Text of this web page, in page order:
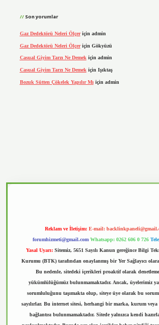
Son yorumlar
Gaz Dedektörü Neleri Ölçeriçin admin
Gaz Dedektörü Neleri Ölçeriçin Gökyüzü
Casual Giyim Tarzı Ne Demekiçin admin
Casual Giyim Tarzı Ne Demek için Işıktaş
Bozuk Sütten Çökelek Yapılır Mı için admin
Reklam ve İletişim: E-mail:
forumhizmeti@gmail.com Whatsapp: 0262 606 0 726
Yasal Uyarı: Sitemiz, 5651 Sayılı Kanun gereğince Bilgi
Kurumu (BTK) tarafından onaylanmış bir Yer Sağlayıcı
Bu nedenle, sitedeki içerikleri proaktif olarak denetleme
yükümlülüğümüz bulunmamaktadır. Ancak, üyelerimiz
sorumluluğunu taşımakta olup, siteye üye olarak bu
sayılırlar. Bu internet sitesi, herhangi bir marka, kurum
bağlantısı bulunmamaktadır. Sitede yalnızca kendi